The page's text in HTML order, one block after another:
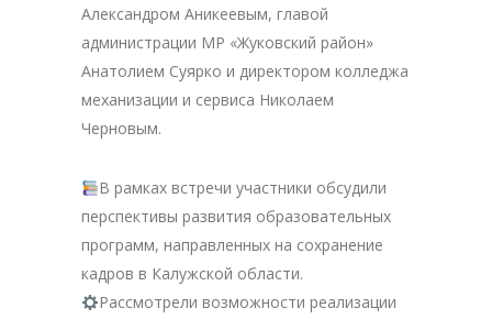
Александром Аникеевым, главой
администрации МР «Жуковский район»
Анатолием Суярко и директором колледжа
механизации и сервиса Николаем
Черновым.
В рамках встречи участники обсудили
перспективы развития образовательных
программ, направленных на сохранение
кадров в Калужской области.
Рассмотрели возможности реализации